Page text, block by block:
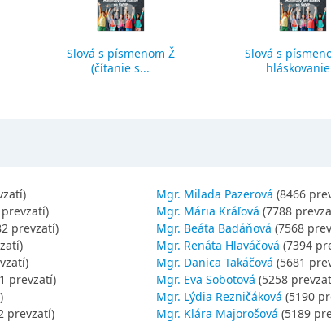
Slová s písmenom Ž
(čítanie s...
Slová s
prevzatí)
prevzatí)
prevzatí)
Mgr. Milada Pazerová (8466
Mgr. Mária Kráľová (7788
Mgr. Beáta Badáňová (7568
Mgr. Renáta Hlaváčová (7394
Mgr. Danica Takáčová (5681
Mgr. Eva Sobotová (5258
Mgr. Lýdia Rezničáková (5190
Mgr. Klára Majorošová (5189